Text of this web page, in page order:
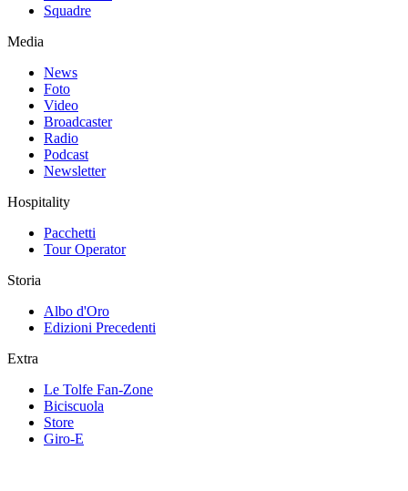
Squadre
Media
News
Foto
Video
Broadcaster
Radio
Podcast
Newsletter
Hospitality
Pacchetti
Tour Operator
Storia
Albo d'Oro
Edizioni Precedenti
Extra
Le Tolfe Fan-Zone
Biciscuola
Store
Giro-E